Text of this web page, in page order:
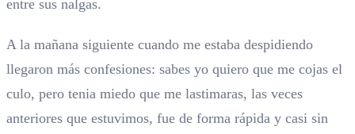
entre sus nalgas.
A la mañana siguiente cuando me estaba despidiendo
llegaron más confesiones: sabes yo quiero que me cojas el
culo, pero tenia miedo que me lastimaras, las veces
anteriores que estuvimos, fue de forma rápida y casi sin